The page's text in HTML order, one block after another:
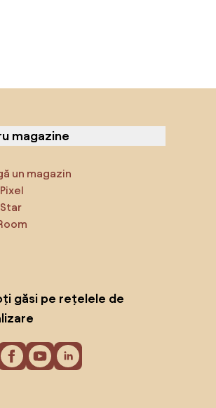
magazine
un magazin
găsi pe rețelele de